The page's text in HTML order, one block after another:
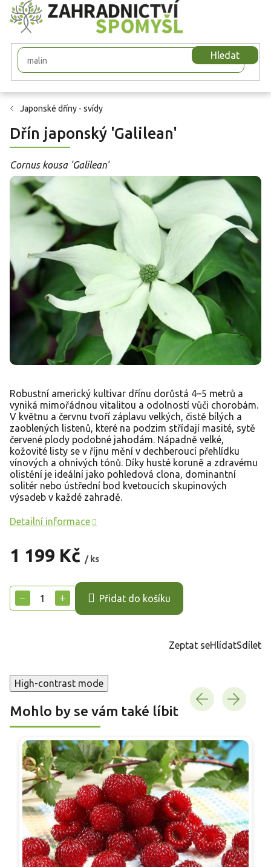
Přejít
na
obsah
Hledat
Japonské dříny - svídy
Dřín japonský 'Galilean'
Cornus kousa 'Galilean'
1 199 Kč / ks
cena:
+
− Přidat do košíku
Robustní americký kultivar dřínu dorůstá 4–5 metrů a
vyniká mimořádnou vitalitou a odolností vůči chorobám.
V květnu a červnu tvoří záplavu velkých, čistě bílých a
zaoblených listenů, které na podzim střídají masité, sytě
červené plody podobné jahodám. Nápadně velké,
kožovité listy se v říjnu mění v dechberoucí přehlídku
vínových a ohnivých tónů. Díky husté koruně a zdravému
olistění je ideální jako pohledová clona, dominantní
solitér nebo ústřední bod kvetoucích skupinových
výsadeb v každé zahradě.
Detailní informace
Zeptat seHlídatSdílet
High-contrast mode
Mohlo by se vám také líbit